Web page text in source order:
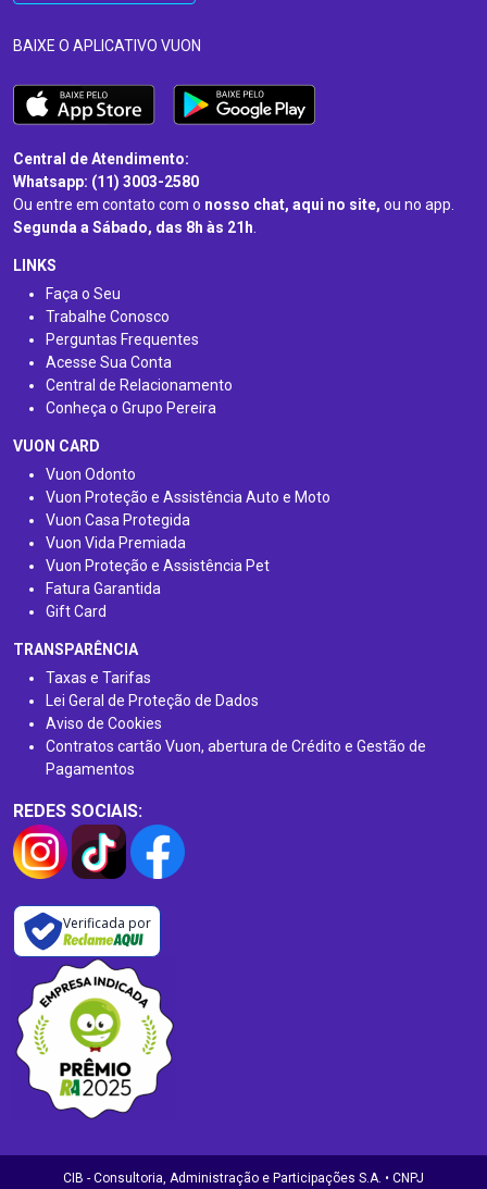
BAIXE O APLICATIVO VUON
Central de Atendimento:
Whatsapp: (11) 3003-2580
Ou entre em contato com o nosso chat, aqui no site, ou no app.
Segunda a Sábado, das 8h às 21h.
LINKS
Faça o Seu
Trabalhe Conosco
Perguntas Frequentes
Acesse Sua Conta
Central de Relacionamento
Conheça o Grupo Pereira
VUON CARD
Vuon Odonto
Vuon Proteção e Assistência Auto e Moto
Vuon Casa Protegida
Vuon Vida Premiada
Vuon Proteção e Assistência Pet
Fatura Garantida
Gift Card
TRANSPARÊNCIA
Taxas e Tarifas
Lei Geral de Proteção de Dados
Aviso de Cookies
Contratos cartão Vuon, abertura de Crédito e Gestão de
Pagamentos
REDES SOCIAIS:
Verificada por
CIB - Consultoria, Administração e Participações S.A. • CNPJ